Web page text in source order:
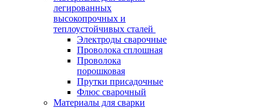
легированных
высокопрочных и
теплоустойчивых сталей
Электроды сварочные
Проволока сплошная
Проволока
порошковая
Прутки присадочные
Флюс сварочный
Материалы для сварки